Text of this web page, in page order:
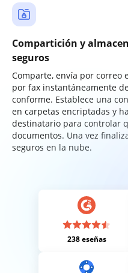
Compartición y
seguros
Comparte, envía por correo
por fax instantáneamente
conforme. Establece una
en carpetas encriptadas y
destinatario para controlar
documentos. Una vez
seguros en la nube.
238 eseñas